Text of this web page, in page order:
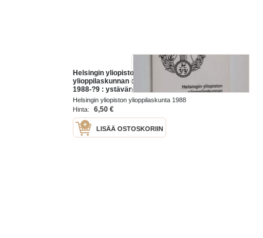
Helsingin yliopiston
ylioppilaskunnan opinto-opas
1988-?9 : ystävän käsi opastaa
Helsingin yliopiston ylioppilaskunta 1988
Hinta:
6,50 €
LISÄÄ OSTOSKORIIN